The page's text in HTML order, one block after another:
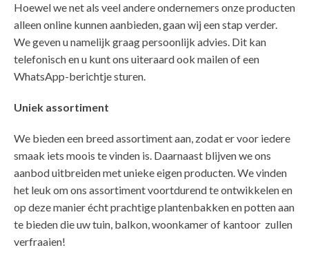
Hoewel we net als veel andere ondernemers onze producten
alleen online kunnen aanbieden, gaan wij een stap verder.
We geven u namelijk graag persoonlijk advies. Dit kan
telefonisch en u kunt ons uiteraard ook mailen of een
WhatsApp-berichtje sturen.
Uniek assortiment
We bieden een breed assortiment aan, zodat er voor iedere
smaak iets moois te vinden is. Daarnaast blijven we ons
aanbod uitbreiden met unieke eigen producten. We vinden
het leuk om ons assortiment voortdurend te ontwikkelen en
op deze manier écht prachtige plantenbakken en potten aan
te bieden die uw tuin, balkon, woonkamer of kantoor zullen
verfraaien!